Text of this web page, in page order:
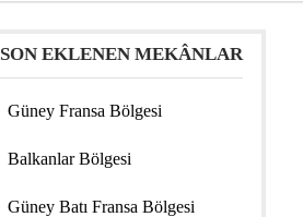
SON EKLENEN MEKÂNLAR
Güney Fransa Bölgesi
Balkanlar Bölgesi
Güney Batı Fransa Bölgesi